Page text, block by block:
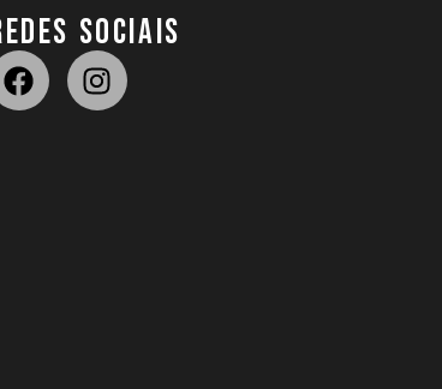
SOCIAIS